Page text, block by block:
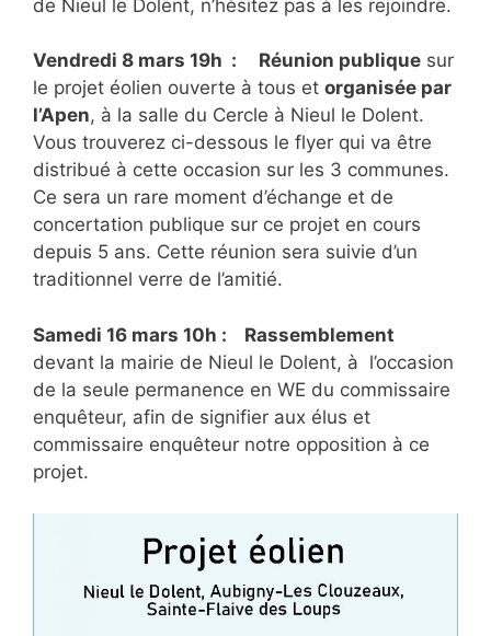
de Nieul le Dolent, n’hésitez pas à les rejoindre.
Vendredi 8 mars 19h : Réunion publique sur
le projet éolien ouverte à tous et organisée par
l’Apen, à la salle du Cercle à Nieul le Dolent.
Vous trouverez ci-dessous le flyer qui va être
distribué à cette occasion sur les 3 communes.
Ce sera un rare moment d’échange et de
concertation publique sur ce projet en cours
depuis 5 ans. Cette réunion sera suivie d’un
traditionnel verre de l’amitié.
Samedi 16 mars 10h : Rassemblement
devant la mairie de Nieul le Dolent, à l’occasion
de la seule permanence en WE du commissaire
enquêteur, afin de signifier aux élus et
commissaire enquêteur notre opposition à ce
projet.